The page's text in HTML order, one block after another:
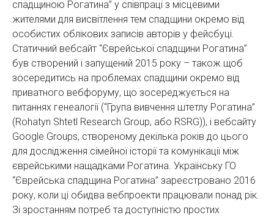
спадщиною Рогатина” у співпраці з місцевими
жителями для висвітлення тем спадщини окремо від
особистих облікових записів авторів у фейсбуці.
Статичний вебсайт “Єврейської спадщини Рогатина”
був створений і запущений 2015 року – також щоб
зосередитись на проблемах спадщини окремо від
приватного вебфоруму, що зосереджується на
питаннях генеалогії (“Група вивчення штетлу Рогатина”
(Rohatyn Shtetl Research Group, або RSRG)), і вебсайту
Google Groups, створеному декілька років до цього
для дослідження сімейної історії та комунікації між
єврейськими нащадками Рогатина. Українську ГО
“Єврейська спадщина Рогатина” зареєстровано 2016
року, коли ці обидва вебпроекти працювали понад рік.
Зі зростанням потреб та доступністю простих